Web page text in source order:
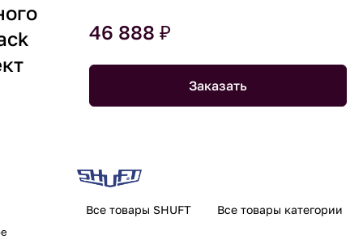
46 888 ₽
Заказать
Все товары SHUFT Все товары категории